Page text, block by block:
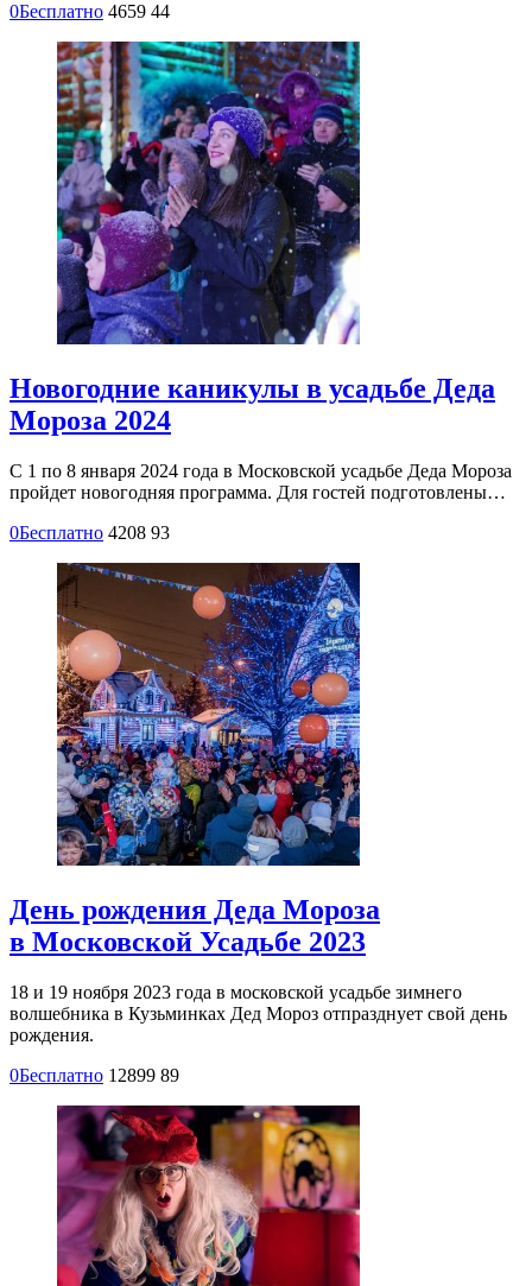
0Бесплатно 4659 44
Новогодние каникулы в усадьбе Деда
Мороза 2024
С 1 по 8 января 2024 года в Московской усадьбе Деда Мороза
пройдет новогодняя программа. Для гостей подготовлены…
0Бесплатно 4208 93
День рождения Деда Мороза
в Московской Усадьбе 2023
18 и 19 ноября 2023 года в московской усадьбе зимнего
волшебника в Кузьминках Дед Мороз отпразднует свой день
рождения.
0Бесплатно 12899 89